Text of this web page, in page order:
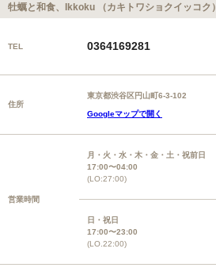
牡蠣と和食、Ikkoku （カキトワショクイッコク）
TEL 0364169281
住所
東京都渋谷区円山町6-3-102
Googleマップで開く
営業時間
月・火・水・木・金・土・祝前日
17:00〜04:00
(LO:27:00)
日・祝日
17:00〜23:00
(LO.22:00)